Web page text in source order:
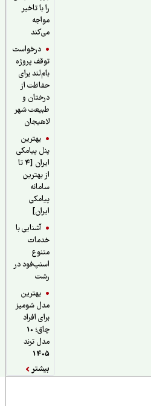
را با تاخیر
درخواست
توقف پروژه
بام‌لند برای
حفاظت از
درختان و
طبیعت شهر
لاهیجان
بهترین
پنل پیامکی
ایران [4 تا
از بهترین
سامانه
پیامکی
آشنایی با
خدمات
اسنپ‌فود در
بهترین
مدل شومیز
برای افراد
چاق؛ 10
مدل ترند